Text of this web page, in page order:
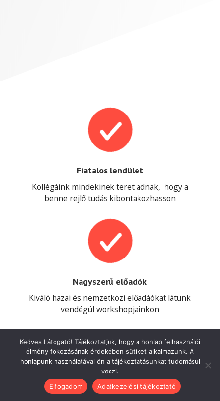

Fiatalos lendület
Kollégáink mindekinek teret adnak, hogy a
benne rejlő tudás kibontakozhasson

Nagyszerű előadók
Kiváló hazai és nemzetközi előadáókat látunk
vendégül workshopjainkon

Nemzetközi kitekintés
Kedves Látogató! Tájékoztatjuk, hogy a honlap felhasználói
élmény fokozásának érdekében sütiket alkalmazunk. A
honlapunk használatával ön a tájékoztatásunkat tudomásul
veszi.
Elfogadom
Adatkezelési tájékoztató